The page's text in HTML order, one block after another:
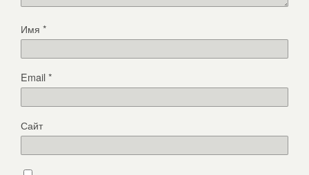
Имя *
Email*
Сайт